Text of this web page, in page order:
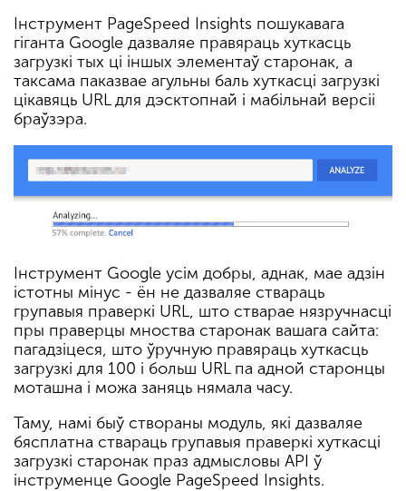
Інструмент PageSpeed Insights пошукавага
гіганта Google дазваляе правяраць хуткасць
загрузкі тых ці іншых элементаў старонак, а
таксама паказвае агульны баль хуткасці загрузкі
цікавяць URL для дэсктопнай і мабільнай версіі
браўзэра.
Інструмент Google усім добры, аднак, мае адзін
істотны мінус - ён не дазваляе ствараць
групавыя праверкі URL, што стварае нязручнасці
пры праверцы мноства старонак вашага сайта:
пагадзіцеся, што ўручную правяраць хуткасць
загрузкі для 100 і больш URL па адной старонцы
моташна і можа заняць нямала часу.
Таму, намі быў створаны модуль, які дазваляе
бясплатна ствараць групавыя праверкі хуткасці
загрузкі старонак праз адмысловы API ў
інструменце Google PageSpeed Insights.